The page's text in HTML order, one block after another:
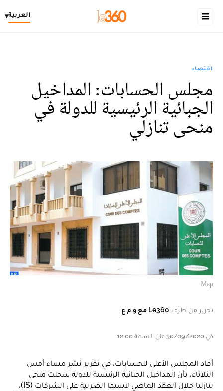
العربية▾
اقتصاد
مجلس الحسابات: المداخيل
الجبائية الرئيسية للدولة في
منحى تنازلي
Map
تحرير من طرف Le360 مع و.م.ع
في 30/09/2020 على الساعة 12:00
أفاد المجلس الأعلى للحسابات، في تقرير نشر مساء أمس
الثلاثاء، بأن المداخيل الجبائية الرئيسية للدولة سجلت منحى
تنازليا خلال العقد الماضي لاسيما الضريبة على الشركات (IS)،